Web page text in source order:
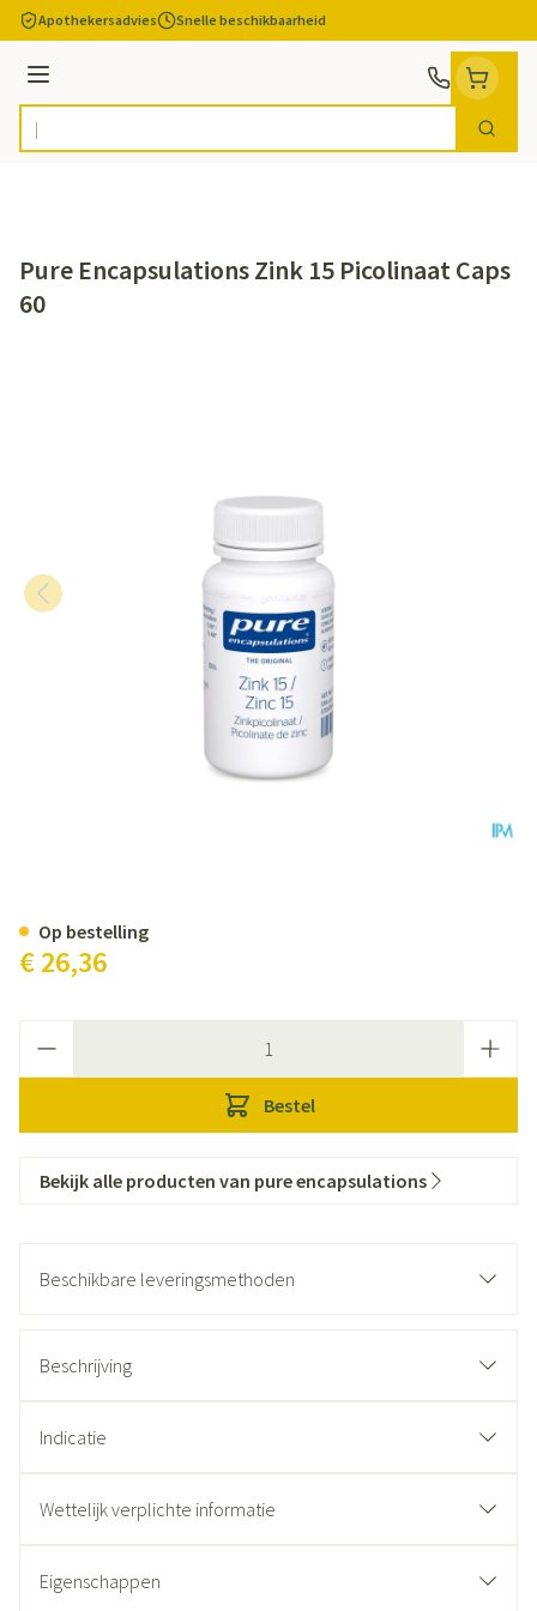
Ga naar de inhoud
Apothekersadvies Snelle beschikbaarheid
Menu
Product, merk, categorie... Zoek
Pure Encapsulations Zink 15 Picolinaat Caps
60
€ 26,36
Bestel
Op bestelling
Bekijk alle producten van pure encapsulations
Beschikbare leveringsmethoden
Beschrijving
Indicatie
Wettelijk verplichte informatie
Eigenschappen